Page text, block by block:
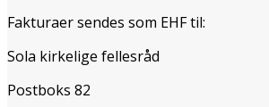
Fakturaer sendes som EHF til:
Sola kirkelige fellesråd
Postboks 82